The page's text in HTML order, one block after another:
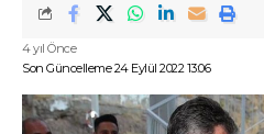
Son Güncelleme 24 Eylül 2022 13:06
4 yıl Önce